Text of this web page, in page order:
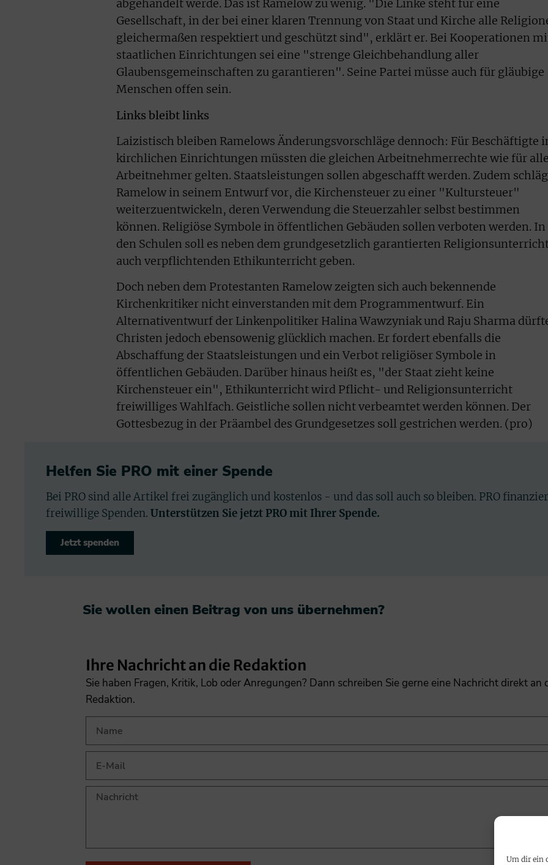
Um dir ein
abgehandelt werde. Das ist Ramelow zu wenig. "Die Linke steht für eine
Gesellschaft, in der bei einer klaren Trennung von Staat und Kirche alle
gleichermaßen respektiert und geschützt sind", erklärt er. Bei Kooperationen
staatlichen Einrichtungen sei eine "strenge Gleichbehandlung aller
Glaubensgemeinschaften zu garantieren". Seine Partei müsse auch für gläubige
Menschen offen sein.
Links bleibt links
Laizistisch bleiben Ramelows Änderungsvorschläge dennoch: Für Beschäftigte
kirchlichen Einrichtungen müssten die gleichen Arbeitnehmerrechte wie für alle
Arbeitnehmer gelten. Staatsleistungen sollen abgeschafft werden. Zudem
Ramelow in seinem Entwurf vor, die Kirchensteuer zu einer "Kultursteuer"
weiterzuentwickeln, deren Verwendung die Steuerzahler selbst bestimmen
können. Religiöse Symbole in öffentlichen Gebäuden sollen verboten werden. In
den Schulen soll es neben dem grundgesetzlich garantierten
auch verpflichtenden Ethikunterricht geben.
Doch neben dem Protestanten Ramelow zeigten sich auch bekennende
Kirchenkritiker nicht einverstanden mit dem Programmentwurf. Ein
Alternativentwurf der Linkenpolitiker Halina Wawzyniak und Raju Sharma
Christen jedoch ebensowenig glücklich machen. Er fordert ebenfalls die
Abschaffung der Staatsleistungen und ein Verbot religiöser Symbole in
öffentlichen Gebäuden. Darüber hinaus heißt es, "der Staat zieht keine
Kirchensteuer ein", Ethikunterricht wird Pflicht- und Religionsunterricht
freiwilliges Wahlfach. Geistliche sollen nicht verbeamtet werden können. Der
Gottesbezug in der Präambel des Grundgesetzes soll gestrichen werden. (pro)
Helfen Sie PRO mit einer Spende
Bei PRO sind alle Artikel frei zugänglich und kostenlos - und das soll auch so bleiben. PRO
freiwillige Spenden. Unterstützen Sie jetzt PRO mit Ihrer Spende.
Jetzt spenden
Sie wollen einen Beitrag von uns übernehmen?​
Ihre Nachricht an die Redaktion
Sie haben Fragen, Kritik, Lob oder Anregungen? Dann schreiben Sie gerne eine Nachricht direkt an
Redaktion.